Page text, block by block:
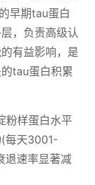
早期tau蛋白
，负责高级认
有益影响，是
tau蛋白积累
粉样蛋白水平
每天3001-
退速率显著减